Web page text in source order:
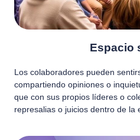
Espacio
Los colaboradores pueden
compartiendo opiniones o
que con sus propios líderes o
represalias o juicios dentro de la